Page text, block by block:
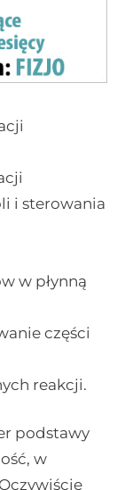
i sterowania
w płynną
części
reakcji.
podstawy
w